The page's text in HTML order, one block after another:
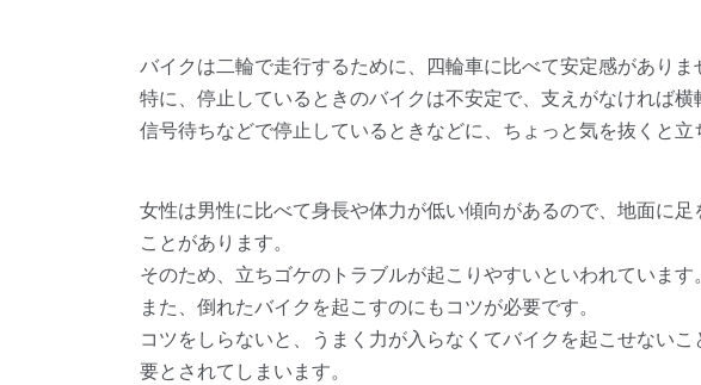
バイクは二輪で走行するために、四輪車に比べて安定感がありま
特に、停止しているときのバイクは不安定で、支えがなければ横
信号待ちなどで停止しているときなどに、ちょっと気を抜くと立
女性は男性に比べて身長や体力が低い傾向があるので、地面に
ことがあります。
そのため、立ちゴケのトラブルが起こりやすいといわれています。
また、倒れたバイクを起こすのにもコツが必要です。
コツをしらないと、うまく力が入らなくてバイクを起こせない
要とされてしまいます。